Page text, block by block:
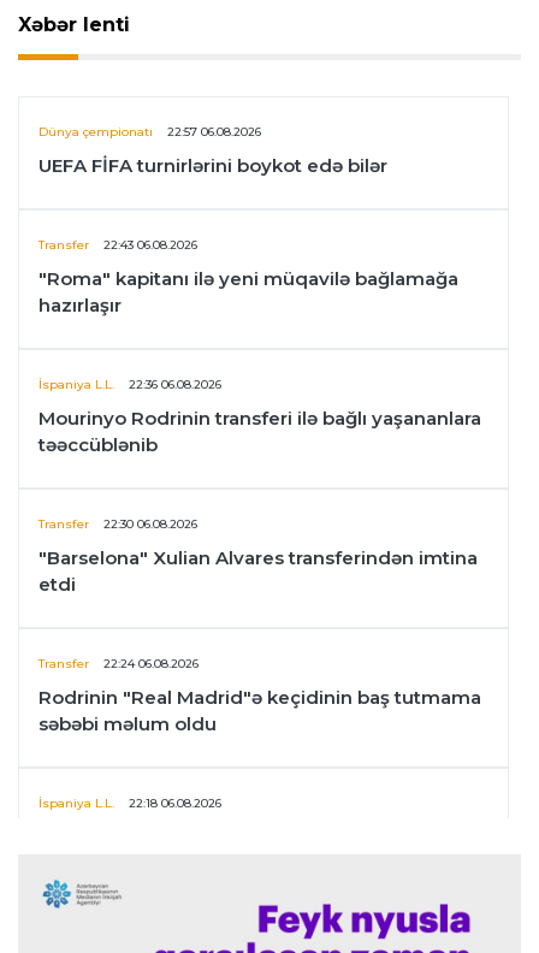
Xəbər lenti
Dünya çempionatı 22:57 06.08.2026
UEFA FİFA turnirlərini boykot edə bilər
Transfer 22:43 06.08.2026
"Roma" kapitanı ilə yeni müqavilə bağlamağa
hazırlaşır
İspaniya L.L. 22:36 06.08.2026
Mourinyo Rodrinin transferi ilə bağlı yaşananlara
təəccüblənib
Transfer 22:30 06.08.2026
"Barselona" Xulian Alvares transferindən imtina
etdi
Transfer 22:24 06.08.2026
Rodrinin "Real Madrid"ə keçidinin baş tutmama
səbəbi məlum oldu
İspaniya L.L. 22:18 06.08.2026